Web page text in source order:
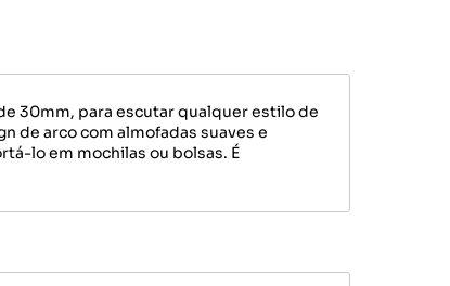
30mm, para escutar qualquer estilo de
de arco com almofadas suaves e
lo em mochilas ou bolsas. É